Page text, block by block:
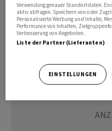
Prozent auf gut 348
hier im Mittel weniger auf
Währungseffekte lag das
Verwendung genauer Standortdaten.
aktiv abfragen. Speichern von oder
Personalisierte Werbung und Inhalte,
Performance von Inhalten,
Verbesserung von Angeboten.
Liste der Partner (Lieferanten)
EINSTELLUNGEN